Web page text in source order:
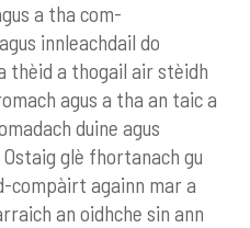
a tha com-
innleachdail do
thèid a thogail air stèidh
agus a tha an taic a
duine agus
glè fhortanach gu
compàirt againn mar a
an oidhche sin ann